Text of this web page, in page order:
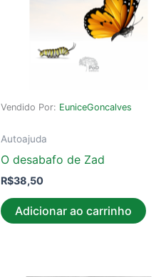
Vendido Por: EuniceGoncalves
Autoajuda
O desabafo de Zad
R$38,50
Adicionar ao carrinho